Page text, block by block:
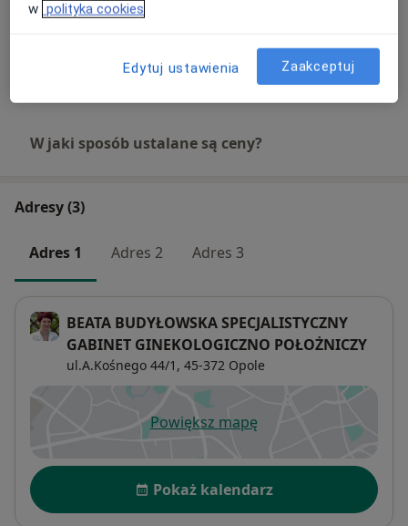
Monitorowanie owulacji
W jaki sposób ustalane są ceny?
Adresy (3)
Adres 1 Adres 2 Adres 3
BEATA BUDYŁOWSKA SPECJALISTYCZNY
GABINET GINEKOLOGICZNO POŁOŻNICZY
ul.A.Kośnego 44/1, 45-372 Opole
Powiększ mapęotwiera się w nowej karcie
Dostępność
Pokaż kalendarz
w polityka cookies
Edytuj ustawienia Zaakceptuj